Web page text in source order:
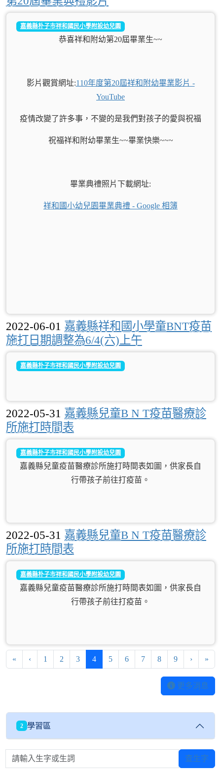
嘉義縣朴子市祥和國民小學附設幼兒園
恭喜祥和附幼第20屆畢業生~~
影片觀賞網址:110年度第20屆祥和附幼畢業影片 -
YouTube
疫情改變了許多事，不變的是我們對孩子的愛與祝福
祝福祥和附幼畢業生~~畢業快樂~~~
畢業典禮照片下載網址:
祥和國小幼兒園畢業典禮 - Google 相簿
2022-06-01 嘉義縣祥和國小學童BNT疫苗
施打日期調整為6/4(六)上午
嘉義縣朴子市祥和國民小學附設幼兒園
2022-05-31 嘉義縣兒童B N T疫苗醫療診
所施打時間表
嘉義縣朴子市祥和國民小學附設幼兒園
嘉義縣兒童疫苗醫療診所施打時間表如圖，供家長自
行帶孩子前往打疫苗。
2022-05-31 嘉義縣兒童B N T疫苗醫療診
所施打時間表
嘉義縣朴子市祥和國民小學附設幼兒園
嘉義縣兒童疫苗醫療診所施打時間表如圖，供家長自
行帶孩子前往打疫苗。
« 第一頁
‹ 上一頁
1 2 3 4(目前頁次)
5 6 7 8 9 ›下一頁
»
更多消息
2 學習區
請輸入生字或生詞 查生字